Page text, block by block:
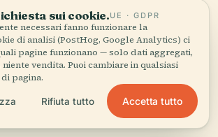
Online Virtual Exhibitions, 2025,
AUGUST 2025
Wikipedia e fonti ufficiali · verificato ·
creiamo le nostre guide →
sui cookie.UE · GDPR
necessari fanno funzionare la
di analisi (PostHog, Google Analytics) ci
pagine funzionano — solo dati aggregati,
vendita. Puoi cambiare in qualsiasi
pagina.
Rifiuta tutto Accetta tutto